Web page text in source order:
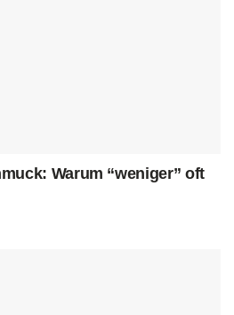
Warum “weniger” oft